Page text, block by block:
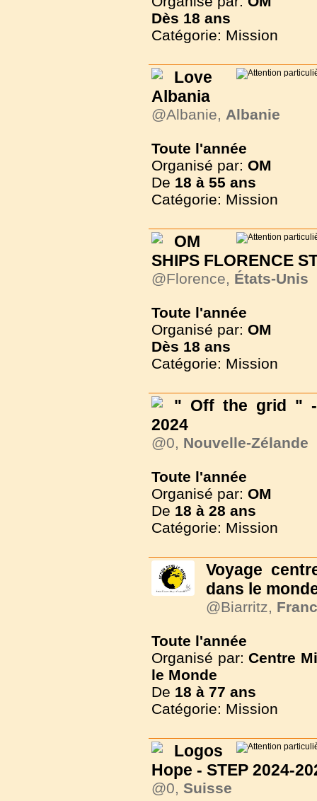
Dès 18 ans
Catégorie: Mission
Love
Albania
@Albanie, Albanie
Toute l'année
Organisé par: OM
De 18 à 55 ans
Catégorie: Mission
OM
SHIPS FLORENCE
@Florence, États-Unis
Toute l'année
Organisé par: OM
Dès 18 ans
Catégorie: Mission
" Off the grid " -
2024
@0, Nouvelle-Zélande
Toute l'année
Organisé par: OM
De 18 à 28 ans
Catégorie: Mission
Voyage
dans le
@Biarritz,
Toute l'année
Organisé par:Centre
le Monde
De 18 à 77 ans
Catégorie: Mission
Logos
Hope - STEP 2024-
@0, Suisse